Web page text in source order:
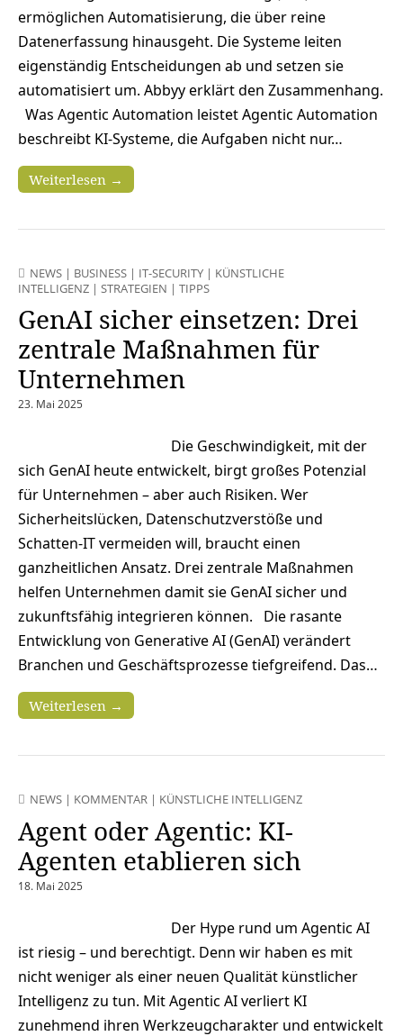
ermöglichen Automatisierung, die über reine
Datenerfassung hinausgeht. Die Systeme leiten
eigenständig Entscheidungen ab und setzen sie
automatisiert um. Abbyy erklärt den Zusammenhang.
Was Agentic Automation leistet Agentic Automation
beschreibt KI-Systeme, die Aufgaben nicht nur…
Weiterlesen →
NEWS | BUSINESS | IT-SECURITY | KÜNSTLICHE
INTELLIGENZ | STRATEGIEN | TIPPS
GenAI sicher einsetzen: Drei
zentrale Maßnahmen für
Unternehmen
23. Mai 2025
Die Geschwindigkeit, mit der
sich GenAI heute entwickelt, birgt großes Potenzial
für Unternehmen – aber auch Risiken. Wer
Sicherheitslücken, Datenschutzverstöße und
Schatten-IT vermeiden will, braucht einen
ganzheitlichen Ansatz. Drei zentrale Maßnahmen
helfen Unternehmen damit sie GenAI sicher und
zukunftsfähig integrieren können. Die rasante
Entwicklung von Generative AI (GenAI) verändert
Branchen und Geschäftsprozesse tiefgreifend. Das…
Weiterlesen →
NEWS | KOMMENTAR | KÜNSTLICHE INTELLIGENZ
Agent oder Agentic: KI-
Agenten etablieren sich
18. Mai 2025
Der Hype rund um Agentic AI
ist riesig – und berechtigt. Denn wir haben es mit
nicht weniger als einer neuen Qualität künstlicher
Intelligenz zu tun. Mit Agentic AI verliert KI
zunehmend ihren Werkzeugcharakter und entwickelt